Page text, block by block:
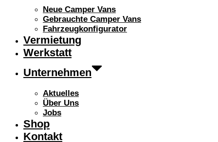
Neue Camper Vans
Gebrauchte Camper Vans
Fahrzeugkonfigurator
Vermietung
Werkstatt
Unternehmen
Aktuelles
Über Uns
Jobs
Shop
Kontakt